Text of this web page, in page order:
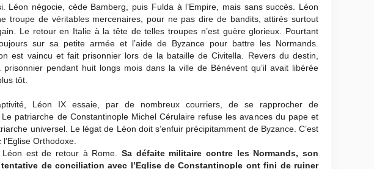
Léon négocie, cède Bamberg, puis Fulda à l’Empire, mais sans succès. Léon
troupe de véritables mercenaires, pour ne pas dire de bandits, attirés surtout
Le retour en Italie à la tête de telles troupes n’est guère glorieux. Pourtant
sur sa petite armée et l’aide de Byzance pour battre les Normands.
est vaincu et fait prisonnier lors de la bataille de Civitella. Revers du destin,
prisonnier pendant huit longs mois dans la ville de Bénévent qu’il avait libérée
tôt.
Léon IX essaie, par de nombreux courriers, de se rapprocher de
patriarche de Constantinople Michel Cérulaire refuse les avances du pape et
universel. Le légat de Léon doit s’enfuir précipitamment de Byzance. C’est
Orthodoxe.
est de retour à Rome. Sa défaite militaire contre les Normands, son
de conciliation avec l’Eglise de Constantinople ont fini de ruiner